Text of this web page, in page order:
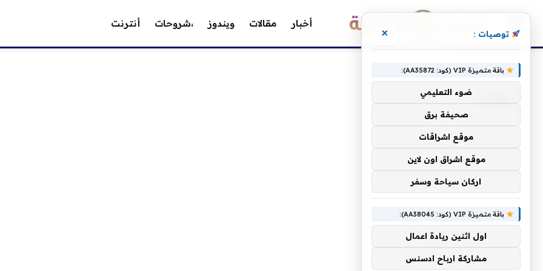
أخبار مقالات ويندوز ،شروحات أنترنت
الرئيسية
توصيات : ×
باقة متميزة VIP (كود: AA35872):
ضوء التعليمي
صحيفة برق
موقع اشراقات
موقع اشراق اون لاين
اركان سياحة وسفر
باقة متميزة VIP (كود: AA38045):
اول اثنين ريادة اعمال
مشاركة ارباح ادسنس